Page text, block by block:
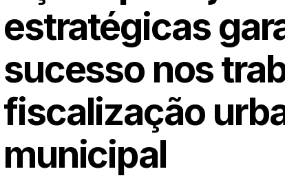
estratégicas
sucesso nos
fiscalização
municipal